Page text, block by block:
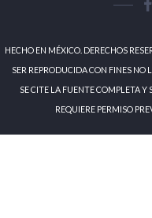
HECHO EN MÉXICO. DERECHOS
SER REPRODUCIDA CON FINES NO
SE CITE LA FUENTE COMPLETA
REQUIERE PERMISO